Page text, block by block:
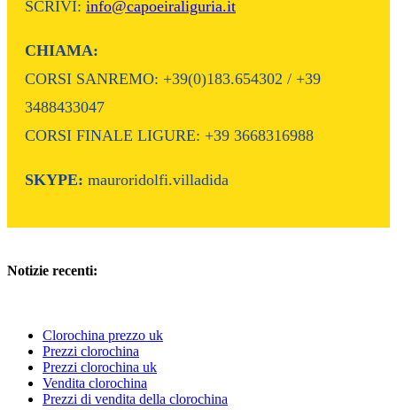
SCRIVI: info@capoeiraliguria.it
CHIAMA:
CORSI SANREMO: +39(0)183.654302 / +39
3488433047
CORSI FINALE LIGURE: +39 3668316988
SKYPE: mauroridolfi.villadida
Notizie recenti:
Clorochina prezzo uk
Prezzi clorochina
Prezzi clorochina uk
Vendita clorochina
Prezzi di vendita della clorochina